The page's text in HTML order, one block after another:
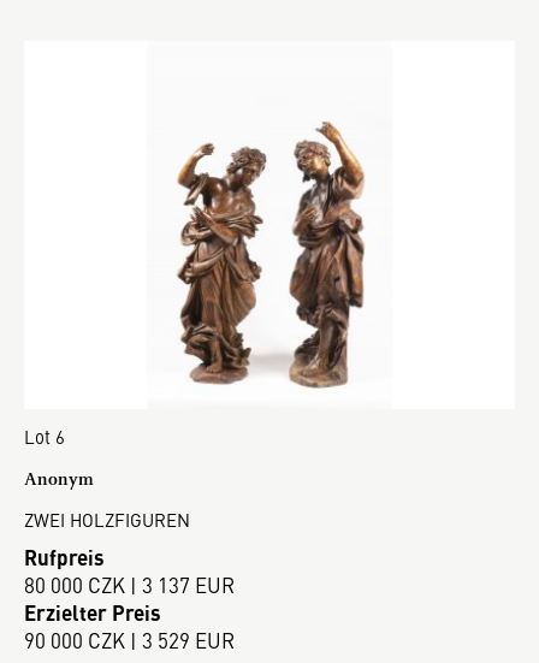
Lot 6
Anonym
ZWEI HOLZFIGUREN
Rufpreis
80 000 CZK | 3 137 EUR
Erzielter Preis
90 000 CZK | 3 529 EUR